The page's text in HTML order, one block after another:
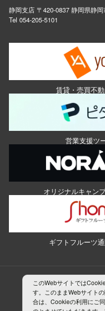
静岡支店 〒420-0837 静岡県静
Tel 054-205-5101
賃貸・売買不
営業支援ツ
オリジナルキャン
ギフトフルーツ
プライバシーポリシー
このWebサイトでは
す。このままWebサイト
合は、Cookieの利用にご